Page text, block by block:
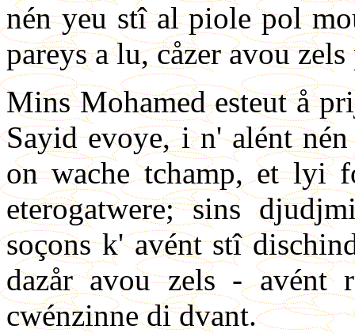
nén yeu stî al piole pol
pareys a lu, cåzer avou
Mins Mohamed esteut å
Sayid evoye, i n' alént
on wache tchamp, et lyi
eterogatwere; sins
soçons k' avént stî
dazår avou zels - avént
cwénzinne di dvant.